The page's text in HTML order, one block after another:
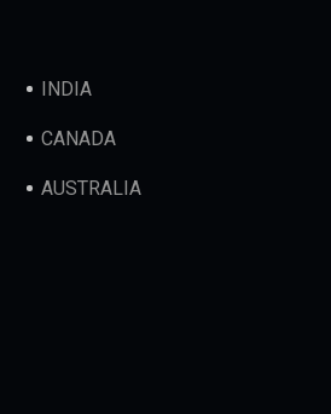
INDIA
CANADA
AUSTRALIA